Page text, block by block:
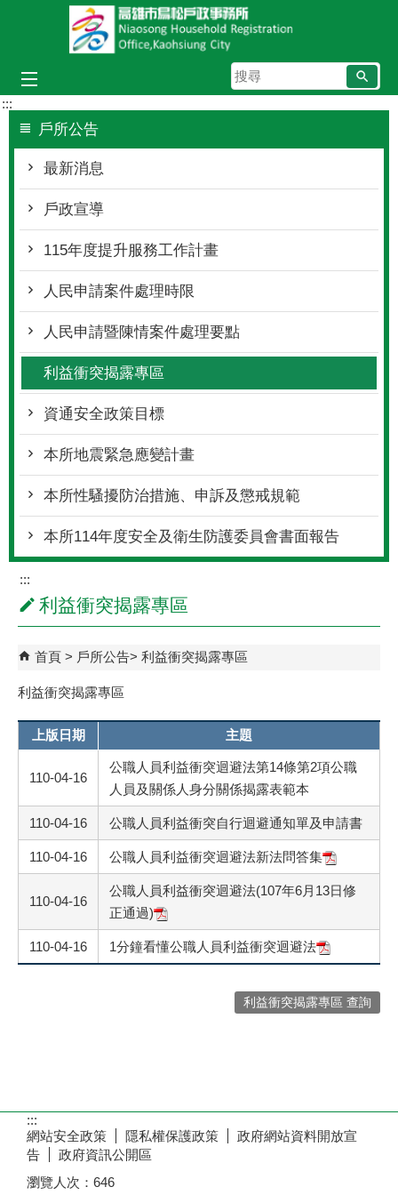
跳到主要內容區塊
搜
尋
:::
戶所公告
最新消息
戶政宣導
115年度提升服務工作計畫
人民申請案件處理時限
人民申請暨陳情案件處理要點
利益衝突揭露專區
資通安全政策目標
本所地震緊急應變計畫
本所性騷擾防治措施、申訴及懲戒規範
本所114年度安全及衛生防護委員會書面報告
:::
利益衝突揭露專區
首頁 戶所公告 利益衝突揭露專區
利益衝突揭露專區
上版日期 主題
110-04-16
公職人員利益衝突迴避法第14條第2項公職
人員及關係人身分關係揭露表範本
110-04-16 公職人員利益衝突自行迴避通知單及申請書
110-04-16 公職人員利益衝突迴避法新法問答集
110-04-16
公職人員利益衝突迴避法(107年6月13日修
正通過)
110-04-16 1分鐘看懂公職人員利益衝突迴避法
利益衝突揭露專區 查詢
:::
網站安全政策
隱私權保護政策
政府網站資料開放宣
告
政府資訊公開區
瀏覽人次： 646